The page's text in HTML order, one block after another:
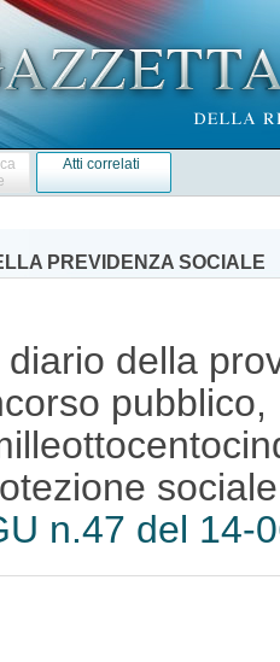
Atti correlati
PREVIDENZA SOCIALE
della
n.47 del 14-